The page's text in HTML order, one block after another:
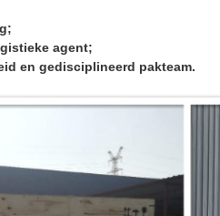
agent;
en gedisciplineerd pakteam.